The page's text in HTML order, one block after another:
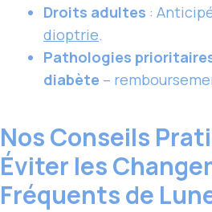
Droits adultes :
dioptrie.
Pathologies
diabète –
Nos Conseils
Éviter les
Fréquents de